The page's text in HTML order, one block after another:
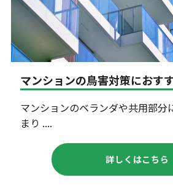
マンションの鳥害対策におす
マンションのベランダや共用部分
まり ....
詳しくはこちら